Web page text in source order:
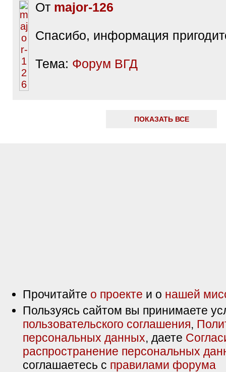
От major-126
Спасибо, информация
Тема: Форум ВГД
ПОКАЗАТЬ ВСЕ
Прочитайте о проекте и о нашей
Пользуясь сайтом вы принимаете
пользовательского соглашения,
персональных данных, даете
распространение персональных
соглашаетесь с правилами форума